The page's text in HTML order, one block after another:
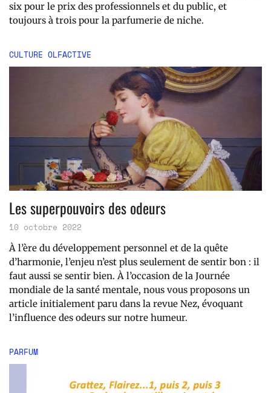
six pour le prix des professionnels et du public, et
toujours à trois pour la parfumerie de niche.
CULTURE OLFACTIVE
Les superpouvoirs des odeurs
10 octobre 2022
À l’ère du développement personnel et de la quête
d’harmonie, l’enjeu n’est plus seulement de sentir bon : il
faut aussi se sentir bien. À l’occasion de la Journée
mondiale de la santé mentale, nous vous proposons un
article initialement paru dans la revue Nez, évoquant
l’influence des odeurs sur notre humeur.
PARFUM